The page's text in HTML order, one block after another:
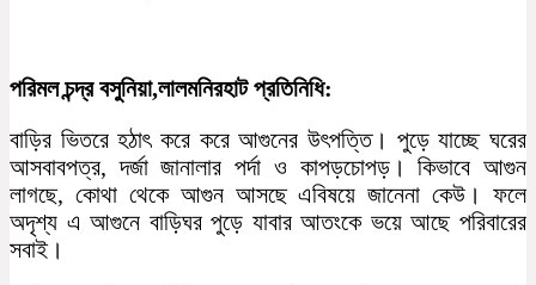
পরিমল চন্দ্র বসুনিয়া,লালমনিরহাট প্রতিনিধি:
বাড়ির ভিতরে হঠাৎ করে করে আগুনের উৎপত্তি। পুড়ে যাচ্ছে ঘরের
আসবাবপত্র, দর্জা জানালার পর্দা ও কাপড়চোপড়। কিভাবে আগুন
লাগছে, কোথা থেকে আগুন আসছে এবিষয়ে জানেনা কেউ। ফলে
অদৃশ্য এ আগুনে বাড়িঘর পুড়ে যাবার আতংকে ভয়ে আছে পরিবারের
সবাই।